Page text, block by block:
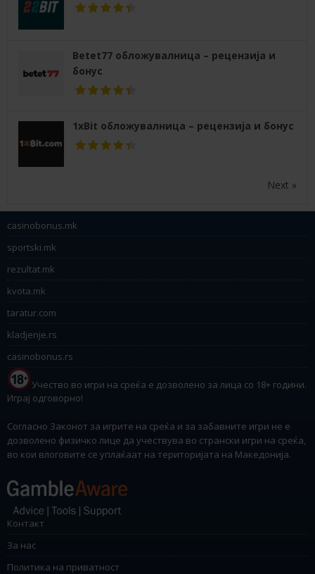
Betet77 обложувалница – рецензија и
бонус
1xBit обложувалница – рецензија и бонус
Next »
casinobonus.mk
sportski.mk
rezultat.mk
kvota.mk
taratur.com
kladjenje.rs
casinobonus.rs
Учество во игри на среќа е дозволено за лица со 18+ години.
Играј одговорно!
Согласно Законот за игрите на среќа и за забавните игри не е
дозволено физичко лице да учествува во странски игри на среќа,
во кои влоговите се уплаќаат на територијата на Македонија.
Контакт
За нас
Политика на приватност